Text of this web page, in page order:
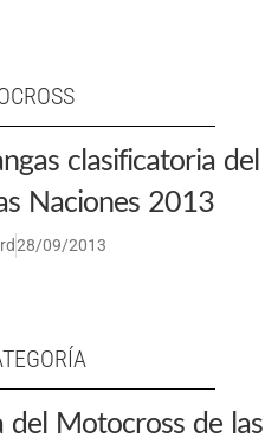
clasificatoria del
Naciones 2013
28/09/2013
del Motocross de las